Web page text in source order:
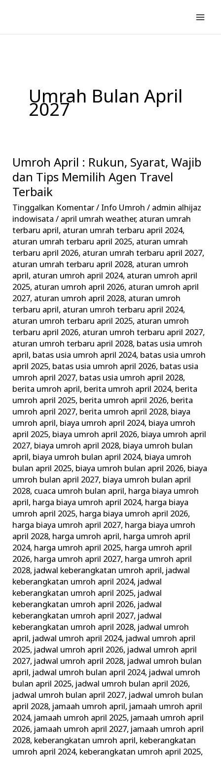
konten
Umrah Bulan April
2027
Umroh April : Rukun, Syarat, Wajib
dan Tips Memilih Agen Travel
Terbaik
Tinggalkan Komentar/ Info Umroh / admin alhijaz
indowisata/ april umrah weather, aturan umrah
terbaru april, aturan umrah terbaru april 2024,
aturan umrah terbaru april 2025, aturan umrah
terbaru april 2026, aturan umrah terbaru april 2027,
aturan umrah terbaru april 2028, aturan umroh
april, aturan umroh april 2024, aturan umroh april
2025, aturan umroh april 2026, aturan umroh april
2027, aturan umroh april 2028, aturan umroh
terbaru april, aturan umroh terbaru april 2024,
aturan umroh terbaru april 2025, aturan umroh
terbaru april 2026, aturan umroh terbaru april 2027,
aturan umroh terbaru april 2028, batas usia umroh
april, batas usia umroh april 2024, batas usia umroh
april 2025, batas usia umroh april 2026, batas usia
umroh april 2027, batas usia umroh april 2028,
berita umroh april, berita umroh april 2024, berita
umroh april 2025, berita umroh april 2026, berita
umroh april 2027, berita umroh april 2028, biaya
umroh april, biaya umroh april 2024, biaya umroh
april 2025, biaya umroh april 2026, biaya umroh april
2027, biaya umroh april 2028, biaya umroh bulan
april, biaya umroh bulan april 2024, biaya umroh
bulan april 2025, biaya umroh bulan april 2026, biaya
umroh bulan april 2027, biaya umroh bulan april
2028, cuaca umroh bulan april, harga biaya umroh
april, harga biaya umroh april 2024, harga biaya
umroh april 2025, harga biaya umroh april 2026,
harga biaya umroh april 2027, harga biaya umroh
april 2028, harga umroh april, harga umroh april
2024, harga umroh april 2025, harga umroh april
2026, harga umroh april 2027, harga umroh april
2028, jadwal keberangkatan umroh april, jadwal
keberangkatan umroh april 2024, jadwal
keberangkatan umroh april 2025, jadwal
keberangkatan umroh april 2026, jadwal
keberangkatan umroh april 2027, jadwal
keberangkatan umroh april 2028, jadwal umroh
april, jadwal umroh april 2024, jadwal umroh april
2025, jadwal umroh april 2026, jadwal umroh april
2027, jadwal umroh april 2028, jadwal umroh bulan
april, jadwal umroh bulan april 2024, jadwal umroh
bulan april 2025, jadwal umroh bulan april 2026,
jadwal umroh bulan april 2027, jadwal umroh bulan
april 2028, jamaah umroh april, jamaah umroh april
2024, jamaah umroh april 2025, jamaah umroh april
2026, jamaah umroh april 2027, jamaah umroh april
2028, keberangkatan umroh april, keberangkatan
umroh april 2024, keberangkatan umroh april 2025,
Umroh
April
:
Rukun,
Syarat,
Wajib
dan
Tips
Memilih
Agen
Travel
Terbaik